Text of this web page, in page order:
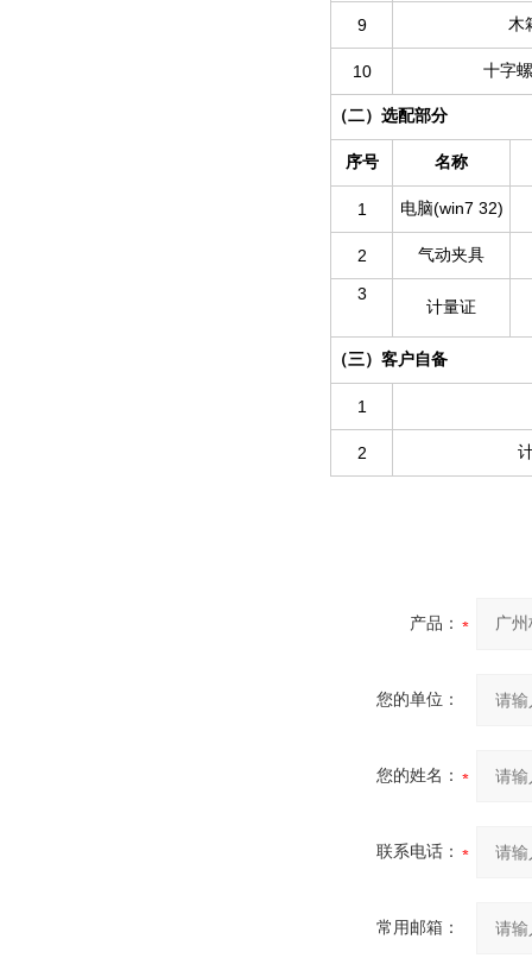
9 木
10 十字
（二）选配部分
序号 名称
1 电脑(win7 32)
2 气动夹具
3
计量证
（三）客户自备
1
2
产品：
您的单位：
您的姓名：
联系电话：
常用邮箱：